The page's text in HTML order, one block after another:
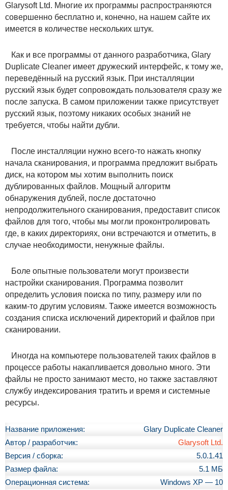
Glarysoft Ltd. Многие их программы распространяются
совершенно бесплатно и, конечно, на нашем сайте их
имеется в количестве нескольких штук.
Как и все программы от данного разработчика, Glary
Duplicate Cleaner имеет дружеский интерфейс, к тому же,
переведённый на русский язык. При инсталляции
русский язык будет сопровождать пользователя сразу же
после запуска. В самом приложении также присутствует
русский язык, поэтому никаких особых знаний не
требуется, чтобы найти дубли.
После инсталляции нужно всего-то нажать кнопку
начала сканирования, и программа предложит выбрать
диск, на котором мы хотим выполнить поиск
дублированных файлов. Мощный алгоритм
обнаружения дублей, после достаточно
непродолжительного сканирования, предоставит список
файлов для того, чтобы мы могли проконтролировать
где, в каких директориях, они встречаются и отметить, в
случае необходимости, ненужные файлы.
Боле опытные пользователи могут произвести
настройки сканирования. Программа позволит
определить условия поиска по типу, размеру или по
каким-то другим условиям. Также имеется возможность
создания списка исключений директорий и файлов при
сканировании.
Иногда на компьютере пользователей таких файлов в
процессе работы накапливается довольно много. Эти
файлы не просто занимают место, но также заставляют
службу индексирования тратить и время и системные
ресурсы.
Название приложения:
Glary Duplicate Cleaner
Автор / разработчик:
Glarysoft Ltd.
Версия / сборка:
5.0.1.41
Размер файла:
5.1 МБ
Операционная система:
Windows XP — 10